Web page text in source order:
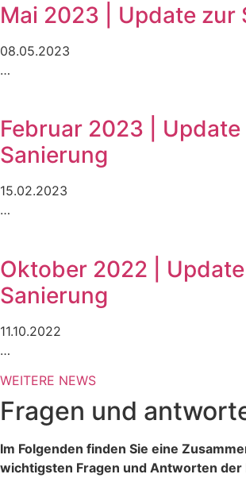
Mai 2023 | Update zur
08.05.2023
…
Februar 2023 |
Sanierung
15.02.2023
…
Oktober 2022 |
Sanierung
11.10.2022
…
WEITERE NEWS
Fragen und
Im Folgenden finden Sie eine
wichtigsten Fragen und Antworten der